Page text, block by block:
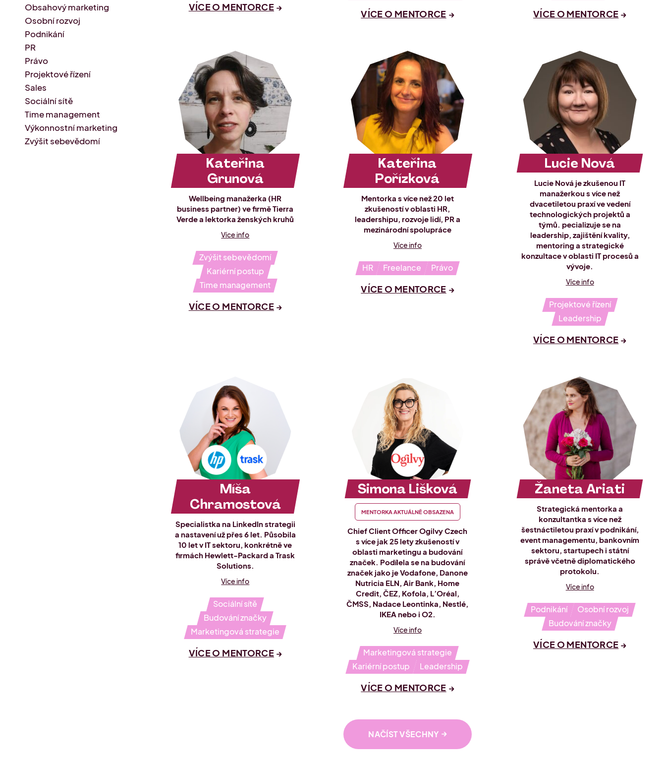
Obsahový marketing
Osobní rozvoj
Podnikání
PR
Právo
Projektové řízení
Sales
Sociální sítě
Time management
Výkonnostní marketing
Zvýšit sebevědomí
VÍCE O MENTORCE
VÍCE O MENTORCE VÍCE O MENTORCE
Kateřina
Grunová
Wellbeing manažerka (HR
business partner) ve firmě Tierra
Verde a lektorka ženských kruhů
Více info
Zvýšit sebevědomí
Kariérní postup
Time management
VÍCE O MENTORCE
Kateřina
Pořízková
Mentorka s více než 20 let
zkušeností v oblasti HR,
leadershipu, rozvoje lidí, PR a
mezinárodní spolupráce
Více info
HR Freelance Právo
VÍCE O MENTORCE
Lucie Nová
Lucie Nová je zkušenou IT
manažerkou s více než
dvacetiletou praxí ve vedení
technologických projektů a
týmů. pecializuje se na
leadership, zajištění kvality,
mentoring a strategické
konzultace v oblasti IT procesů a
vývoje.
Více info
Projektové řízení
Leadership
VÍCE O MENTORCE
Míša
Chramostová
Specialistka na LinkedIn strategii
a nastavení už přes 6 let. Působila
10 let v IT sektoru, konkrétně ve
firmách Hewlett-Packard a Trask
Solutions.
Více info
Sociální sítě
Budování značky
Marketingová strategie
VÍCE O MENTORCE
Simona Lišková
MENTORKA AKTUÁLNĚ OBSAZENA
Chief Client Officer Ogilvy Czech
s více jak 25 lety zkušeností v
oblasti marketingu a budování
značek. Podílela se na budování
značek jako je Vodafone, Danone
Nutricia ELN, Air Bank, Home
Credit, ČEZ, Kofola, L’Oréal,
ČMSS, Nadace Leontinka, Nestlé,
IKEA nebo i O2.
Více info
Marketingová strategie
Kariérní postup
Leadership
VÍCE O MENTORCE
Žaneta Ariati
Strategická mentorka a
konzultantka s více než
šestnáctiletou praxí v podnikání,
event managementu, bankovním
sektoru, startupech i státní
správě včetně diplomatického
protokolu.
Více info
Podnikání
Osobní rozvoj
Budování značky
VÍCE O MENTORCE
NAČÍST VŠECHNY